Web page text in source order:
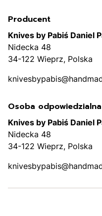
Producent
Knives by Pabiś Daniel
Nidecka 48
34-122 Wieprz, Polska
Osoba
Knives by Pabiś Daniel
Nidecka 48
34-122 Wieprz, Polska